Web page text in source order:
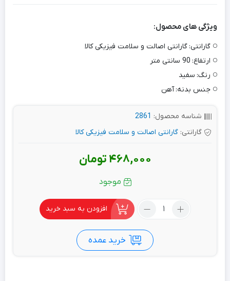
ویژگی های محصول:
گارانتی: گارانتی اصالت و سلامت فیزیکی کالا
ارتفاع: 90 سانتی متر
رنگ: سفید
جنس بدنه: آهن
شناسه محصول: 2861
گارانتی: گارانتی اصالت و سلامت فیزیکی کالا
468,000تومان
موجود
تعداد:
دوربین
افزودن به سبد خرید